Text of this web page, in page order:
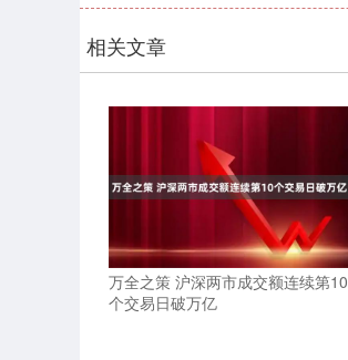
相关文章
万全之策 沪深两市成交额连续第10
个交易日破万亿